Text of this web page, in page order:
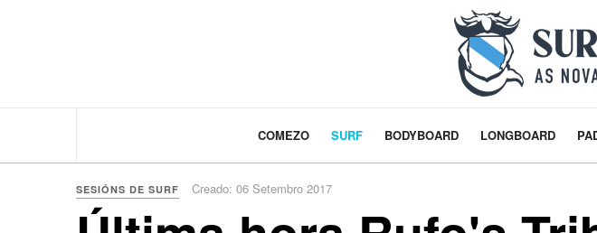
COMEZO SURF BODYBOARD LONGBOARD
SESIÓNS DE SURF Creado: 06 Setembro 2017